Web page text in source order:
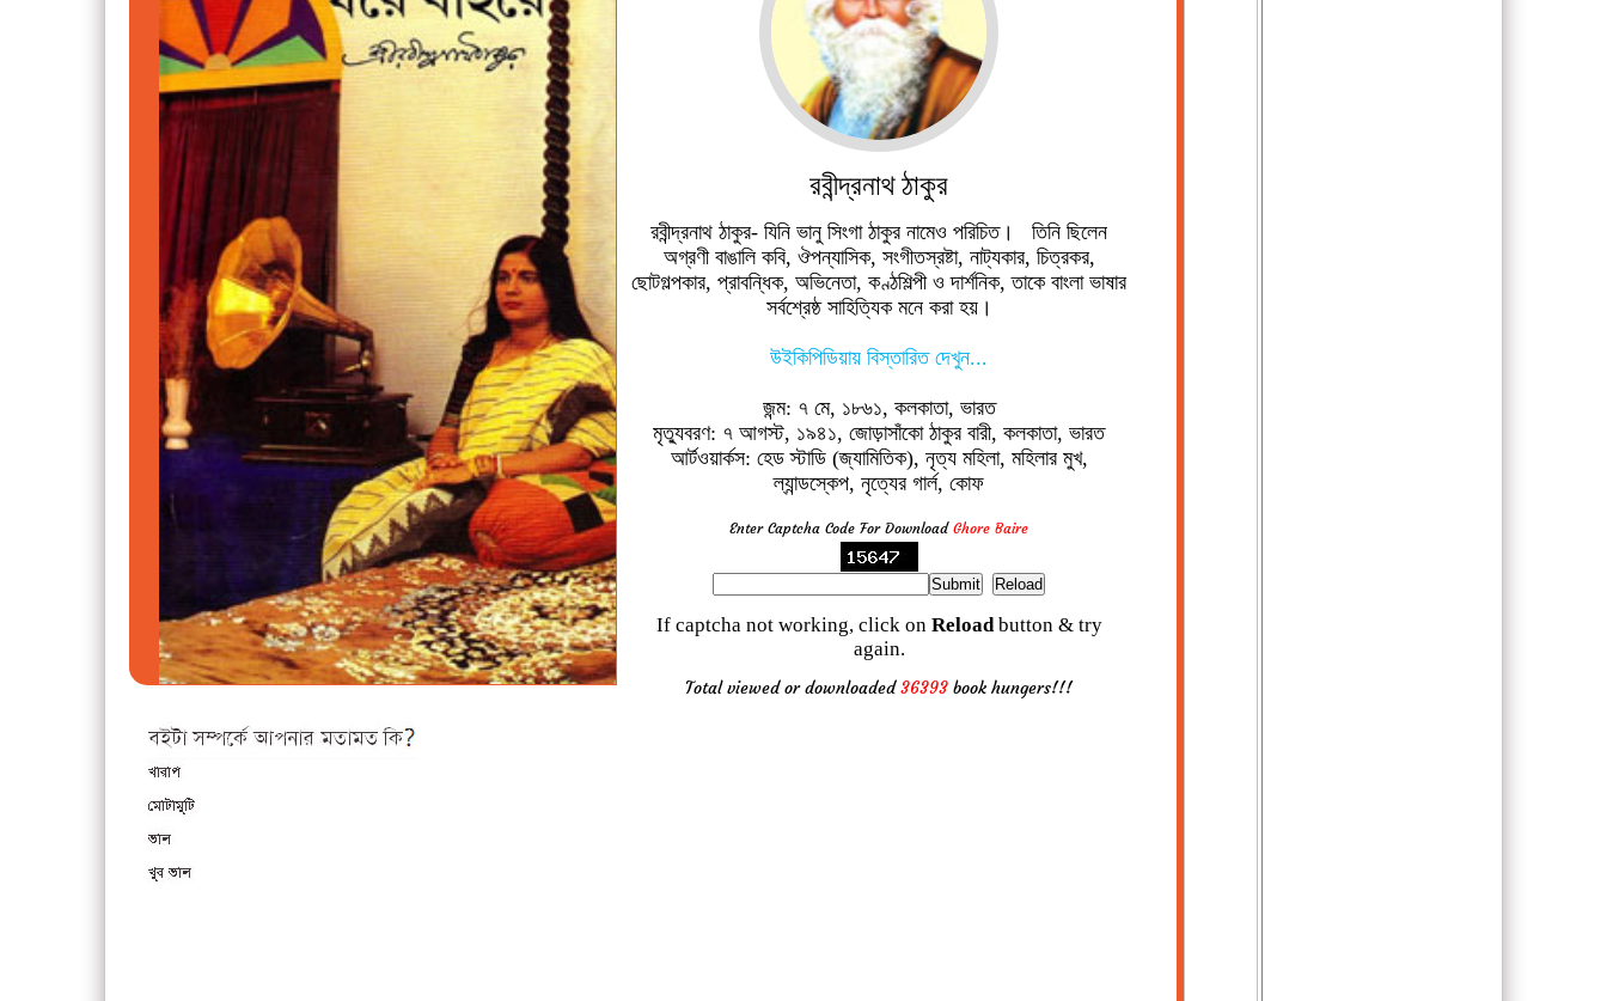
রবীন্দ্রনাথ ঠাকুর
রবীন্দ্রনাথ ঠাকুর- যিনি ভানু সিংগা ঠাকুর নামেও পরিচিত। তিনি ছিলেন
অগ্রণী বাঙালি কবি, ঔপন্যাসিক, সংগীতস্রষ্টা, নাট্যকার, চিত্রকর,
ছোটগল্পকার, প্রাবন্ধিক, অভিনেতা, কণ্ঠশিল্পী ও দার্শনিক, তাকে বাংলা ভাষার
সর্বশ্রেষ্ঠ সাহিত্যিক মনে করা হয়।
উইকিপিডিয়ায় বিস্তারিত দেখুন...
জন্ম: ৭ মে, ১৮৬১, কলকাতা, ভারত
মৃত্যুবরণ: ৭ আগস্ট, ১৯৪১, জোড়াসাঁকো ঠাকুর বারী, কলকাতা, ভারত
আর্টওয়ার্কস: হেড স্টাডি (জ্যামিতিক), নৃত্য মহিলা, মহিলার মুখ,
ল্যান্ডস্কেপ, নৃত্যের গার্ল, কোফ
Enter Captcha Code For Download Ghore Baire
If captcha not working, click on Reloadbutton & try
again.
Total viewed or downloaded36393 book hungers!!!